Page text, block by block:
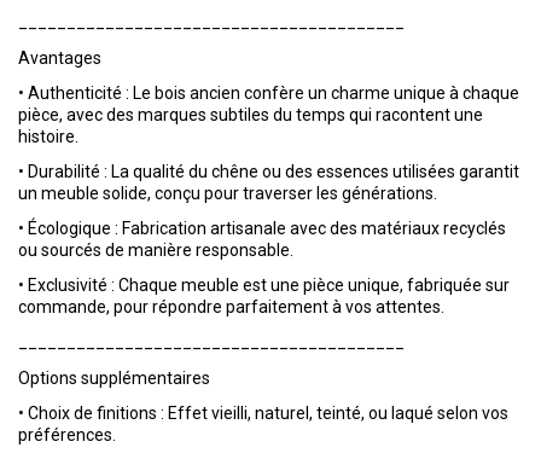
Avantages
• Authenticité : Le bois ancien confère un charme unique à chaque
pièce, avec des marques subtiles du temps qui racontent une
histoire.
• Durabilité : La qualité du chêne ou des essences utilisées garantit
un meuble solide, conçu pour traverser les générations.
• Écologique : Fabrication artisanale avec des matériaux recyclés
ou sourcés de manière responsable.
• Exclusivité : Chaque meuble est une pièce unique, fabriquée sur
commande, pour répondre parfaitement à vos attentes.
Options supplémentaires
• Choix de finitions : Effet vieilli, naturel, teinté, ou laqué selon vos
préférences.